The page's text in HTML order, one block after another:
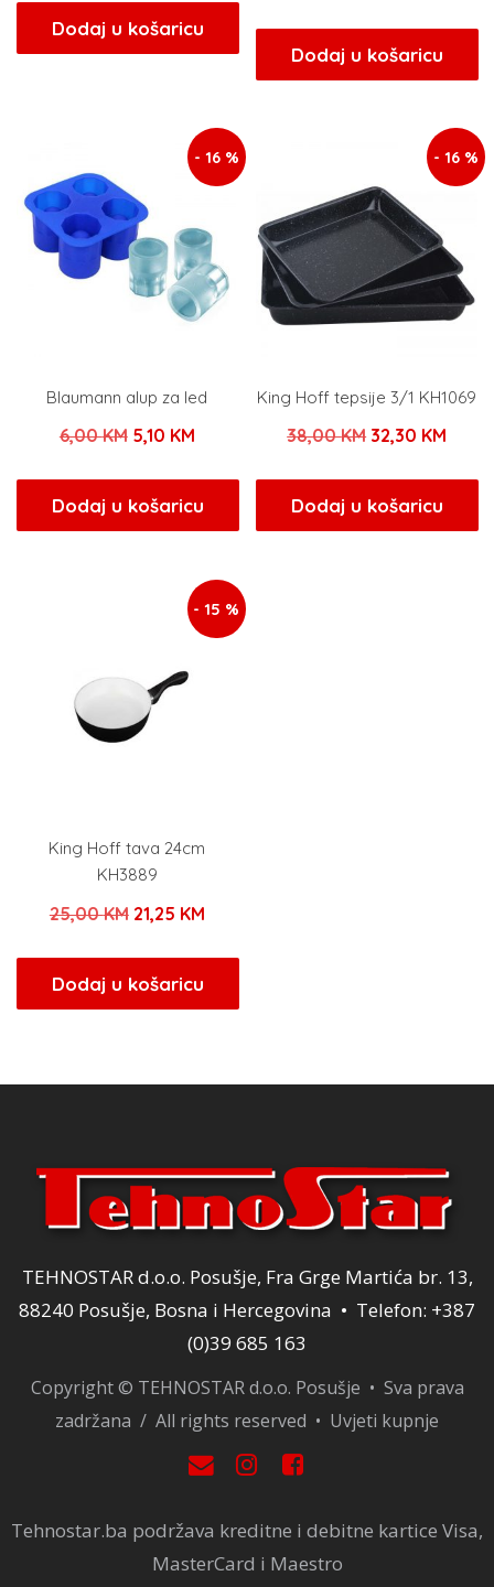
bila
je:
je:
16,15 KM.
Dodaj u košaricu
bila
je:
Dodaj u košaricu
- 16 %
Blaumann alup za led
6,00KM Izvorna
bila
je:
5,10 KMTrenutna
je:
5,10 KM.
Dodaj u košaricu
- 16 %
King Hoff tepsije 3/1 KH1069
38,00KM Izvorna
bila
je:
32,30 KM
Dodaj u košaricu
- 15 %
King Hoff tava 24cm
KH3889
25,00KM Izvorna
bila
je:
21,25 KMTrenutna
21,25 KM.
Dodaj u košaricu
TEHNOSTAR d.o.o. Posušje, Fra Grge Martića br. 13,
88240 Posušje, Bosna i Hercegovina • Telefon: +387
(0)39 685 163
Copyright © TEHNOSTAR d.o.o. Posušje • Sva prava
zadržana / All rights reserved • Uvjeti kupnje
Tehnostar.ba podržava kreditne i debitne kartice Visa,
MasterCard i Maestro